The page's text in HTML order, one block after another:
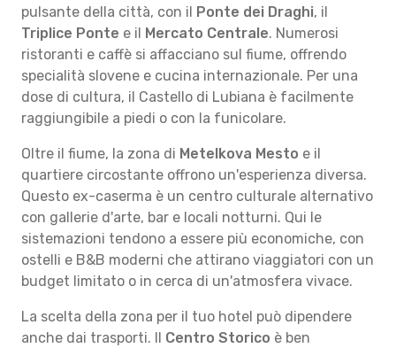
pulsante della città, con il Ponte dei Draghi, il
Triplice Ponte e il Mercato Centrale. Numerosi
ristoranti e caffè si affacciano sul fiume, offrendo
specialità slovene e cucina internazionale. Per una
dose di cultura, il Castello di Lubiana è facilmente
raggiungibile a piedi o con la funicolare.
Oltre il fiume, la zona di Metelkova Mesto e il
quartiere circostante offrono un'esperienza diversa.
Questo ex-caserma è un centro culturale alternativo
con gallerie d'arte, bar e locali notturni. Qui le
sistemazioni tendono a essere più economiche, con
ostelli e B&B moderni che attirano viaggiatori con un
budget limitato o in cerca di un'atmosfera vivace.
La scelta della zona per il tuo hotel può dipendere
anche dai trasporti. Il Centro Storico è ben